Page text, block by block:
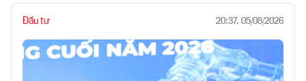
Đầu tư 20:37, 05/08/2026